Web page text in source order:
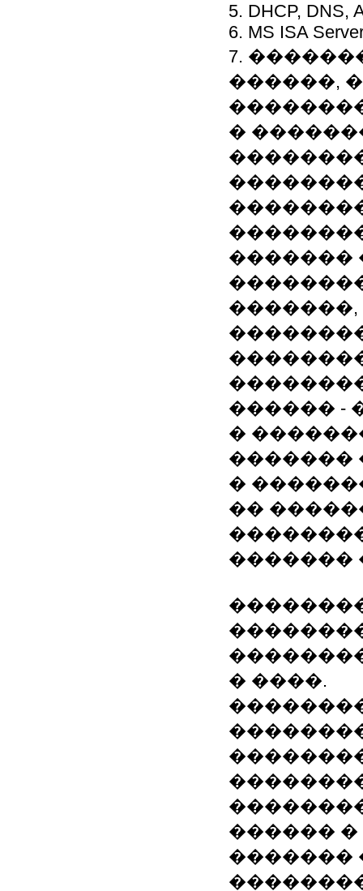
5. DHCP, DNS,
6. MS ISA
7.
������,
�
�������
������ -
�
�������
�
��
�������
� ����.
������
�������